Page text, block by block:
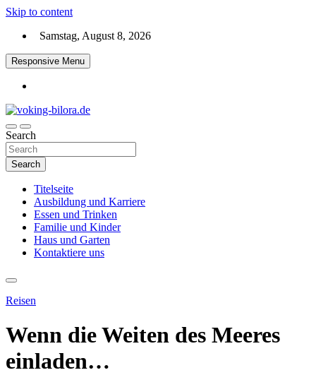
Skip to content
Samstag, August 8, 2026
Responsive Menu
voking-bilora.de
Search
Search
Titelseite
Ausbildung und Karriere
Essen und Trinken
Familie und Kinder
Haus und Garten
Kontaktiere uns
Reisen
Wenn die Weiten des Meeres
einladen…